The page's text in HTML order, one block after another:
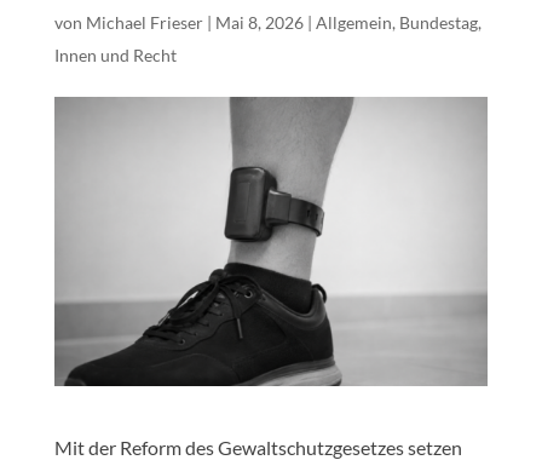
von Michael Frieser| Mai 8, 2026| Allgemein, Bundestag,
Innen und Recht
Mit der Reform des Gewaltschutzgesetzes setzen